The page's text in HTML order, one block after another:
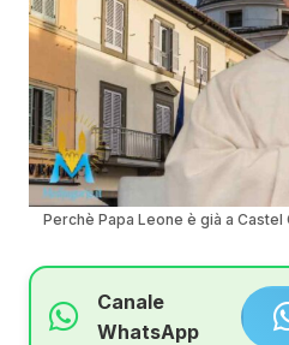
Perchè Papa Leone è già a
Canale
WhatsApp